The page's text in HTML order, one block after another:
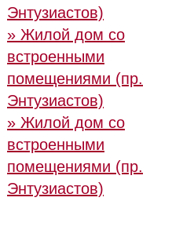
Энтузиастов)
» Жилой дом со
встроенными
помещениями (пр.
Энтузиастов)
» Жилой дом со
встроенными
помещениями (пр.
Энтузиастов)